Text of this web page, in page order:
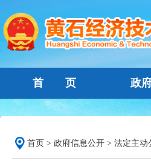
首 页 政
首页 > 政府信息公开 > 法定主动